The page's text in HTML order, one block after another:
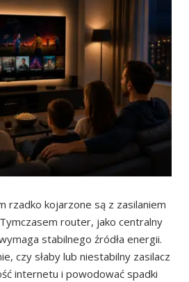
rzadko kojarzone są z zasilaniem
router, jako centralny
stabilnego źródła energii.
czy słaby lub niestabilny zasilacz
internetu i powodować spadki